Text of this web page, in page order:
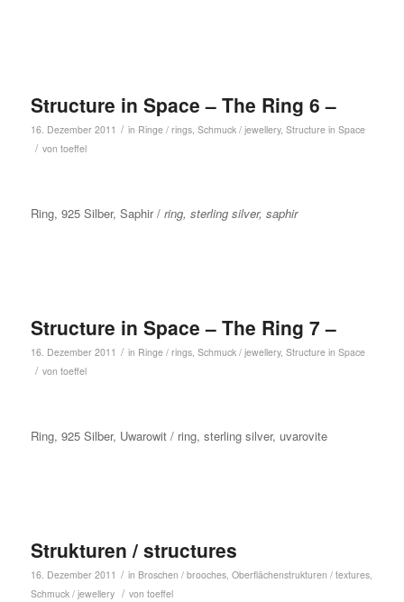
Structure in Space – The Ring 6 –
16. Dezember 2011 / in Ringe / rings, Schmuck / jewellery, Structure in Space
/ von toeffel
Ring, 925 Silber, Saphir / ring, sterling silver, saphir
Structure in Space – The Ring 7 –
16. Dezember 2011 / in Ringe / rings, Schmuck / jewellery, Structure in Space
/ von toeffel
Ring, 925 Silber, Uwarowit / ring, sterling silver, uvarovite
Strukturen / structures
16. Dezember 2011 / in Broschen / brooches, Oberflächenstrukturen / textures,
Schmuck / jewellery / von toeffel